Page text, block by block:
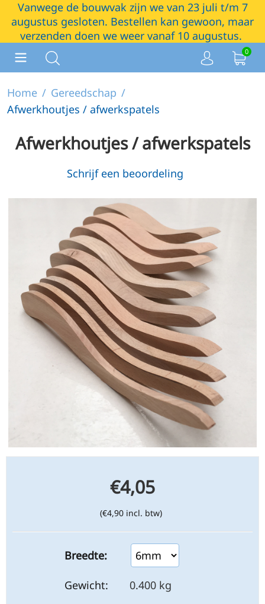
Vanwege de bouwvak zijn we van 23 juli t/m 7
augustus gesloten. Bestellen kan gewoon, maar
verzenden doen we weer vanaf 10 augustus.
0
Home / Gereedschap /
Afwerkhoutjes / afwerkspatels
Afwerkhoutjes / afwerkspatels
Schrijf een beoordeling
€4,05
(€4,90 incl. btw)
Breedte:
Gewicht:
0.400 kg